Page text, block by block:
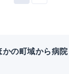
の町域から病